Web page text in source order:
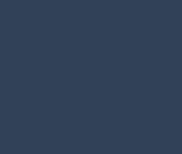
Kirchrode –